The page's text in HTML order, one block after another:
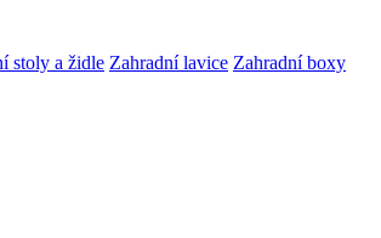
stoly a židle Zahradní lavice Zahradní boxy